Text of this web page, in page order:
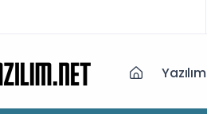
Yazılım